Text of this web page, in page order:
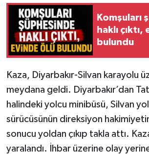
Komşuları
haklı
bulundu
Kaza, Diyarbakır-Silvan karayolu
meydana geldi. Diyarbakır’dan
halindeki yolcu minibüsü, Silvan
sürücüsünün direksiyon
sonucu yoldan çıkıp takla attı.
yaralandı. İhbar üzerine olay